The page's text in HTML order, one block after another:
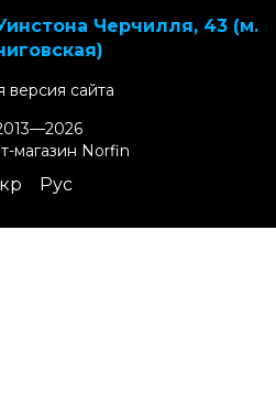
Черчилля, 43 (м.
версия сайта
магазин Norfin
Рус